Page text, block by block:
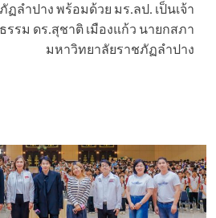
ลำปาง พร้อมด้วย มร.ลป. เป็นเจ้า
รม ดร.สุชาติ เมืองแก้ว นายกสภา
มหาวิทยาลัยราชภัฏลำปาง